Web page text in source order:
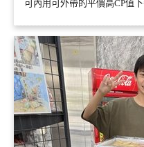
可內用可外帶的平價高CP值下